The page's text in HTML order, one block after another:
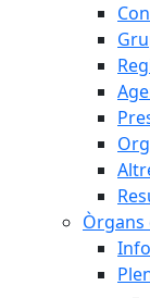
Òrgans